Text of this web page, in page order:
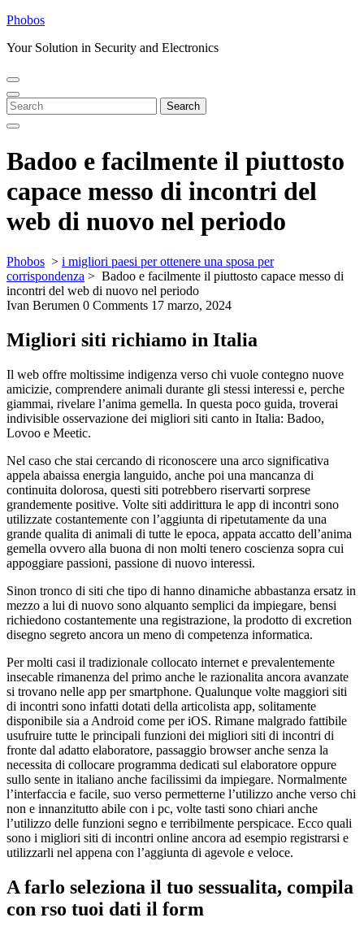
Skip
content
Phobos
Your Solution in Security and Electronics
Open
Menu
Close
Menu
Search
for:
Search
Badoo e facilmente il piuttosto
capace messo di incontri del
web di nuovo nel periodo
Phobos > i migliori paesi per ottenere una sposa per
corrispondenza > Badoo e facilmente il piuttosto capace messo di
incontri del web di nuovo nel periodo
Ivan Berumen 0 Comments 17 marzo, 2024
Migliori siti richiamo in Italia
Il web offre moltissime indigenza verso chi vuole contegno nuove
amicizie, comprendere animali durante gli stessi interessi e, perche
giammai, rivelare l’anima gemella. In questa poco guida, troverai
indivisible osservazione dei migliori siti canto in Italia: Badoo,
Lovoo e Meetic.
Nel caso che stai cercando di riconoscere una arco significativa
appela abaissa energia languido, anche poi una mancanza di
continuita dolorosa, questi siti potrebbero riservarti sorprese
grandemente positive. Volte siti addirittura le app di incontri sono
utilizzate costantemente con l’aggiunta di ripetutamente da una
grande qualita di animali di tutte le epoca, appata accatto dell’anima
gemella ovvero alla buona di non molti tenero coscienza sopra cui
appoggiare passioni, passione di nuovo interessi.
Sinon tronco di siti che tipo di hanno dinamiche abbastanza ersatz in
mezzo a lui di nuovo sono alquanto semplici da impiegare, bensi
richiedono costantemente una registrazione, la prodotto di excretion
disegno segreto ancora un meno di competenza informatica.
Per molti casi il tradizionale collocato internet e prevalentemente
insecable rimanenza del primo anche le razionalita ancora avanzate
si trovano nelle app per smartphone. Qualunque volte maggiori siti
di incontri sono infatti dotati della articolista app, solitamente
disponibile sia a Android come per iOS. Rimane malgrado fattibile
usufruire tutte le principali funzioni dei migliori siti di incontri di
fronte dal adatto elaboratore, passaggio browser anche senza la
necessita di collocare programma dedicati sul elaboratore oppure
sullo sente in italiano anche facilissimi da impiegare. Normalmente
l’interfaccia e facile, suo verso permetterne l’utilizzo anche verso chi
non e innanzitutto abile con i pc, volte tasti sono chiari anche
l’utilizzo delle funzioni segno e terribilmente perspicace. Ecco quali
sono i migliori siti di incontri online ancora ad esempio registrarsi e
utilizzarli nel appena con l’aggiunta di agevole e veloce.
A farlo seleziona il tuo sessualita, compila
con rso tuoi dati il form